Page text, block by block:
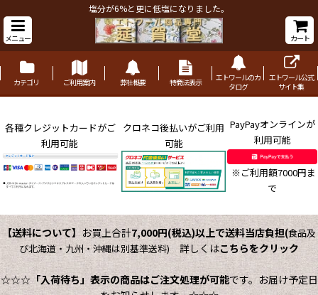
塩分が6%と更に低塩になりました。
メニュー カート
カテゴリ ご利用案内 弊社概要 特商法表示
エトワールのカ
タログ
エトワール公式
サイト集
各種クレジットカードがご
利用可能
クロネコ後払いがご利用
可能
PayPayオンラインが
利用可能
※ご利用額7000円ま
で
【送料について】 お買上合計7,000円(税込)以上で送料当店負担(食品及
び北海道・九州・沖縄は別基準送料)詳しくはこちらをクリック
☆☆☆「入荷待ち」表示の商品はご注文処理が可能です。お届け予定日